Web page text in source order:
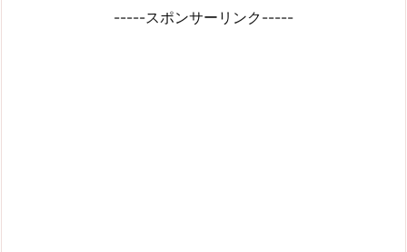
-----スポンサーリンク-----